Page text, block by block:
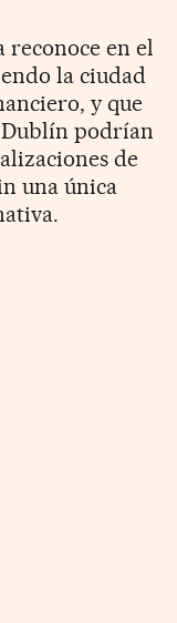
en el
la ciudad
y que
podrían
de
una única